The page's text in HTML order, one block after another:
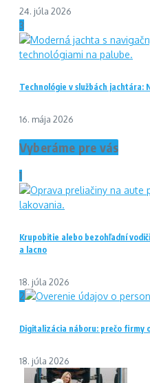
24. júla 2026
3
Technológie v službách jachtára:
16. mája 2026
Vyberáme pre vás
1
Krupobitie alebo bezohľadní
a lacno
18. júla 2026
2
Digitalizácia náboru: prečo firmy
18. júla 2026